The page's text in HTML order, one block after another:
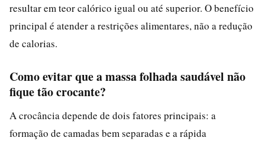
resultar em teor calórico igual ou até superior. O benefício
principal é atender a restrições alimentares, não a redução
de calorias.
Como evitar que a massa folhada saudável não
fique tão crocante?
A crocância depende de dois fatores principais: a
formação de camadas bem separadas e a rápida